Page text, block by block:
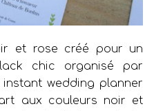
et rose créé pour un
chic organisé par
wedding planner
aux couleurs noir et